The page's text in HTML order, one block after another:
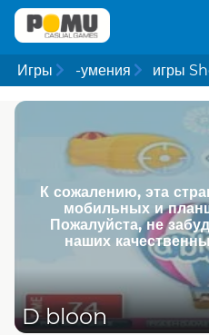
Игры -умения игры
К сожалению, эта
мобильных и
Пожалуйста, не
наших
D bloon